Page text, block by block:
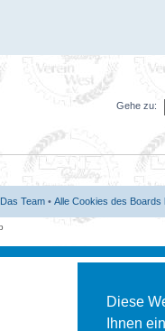
Diese
Ihnen
Gehe zu:
Das Team • Alle Cookies des Boards